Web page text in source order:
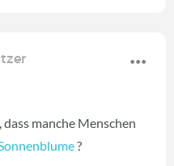
manche Menschen
‍ ?